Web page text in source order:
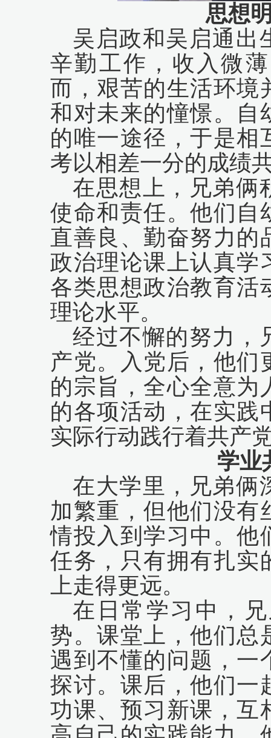
思想
吴启政和吴启通出
辛勤工作，收入微
而，艰苦的生活环境
和对未来的憧憬。自
的唯一途径，于是相
考以相差一分的成绩
在思想上，兄弟俩
使命和责任。他们自
直善良、勤奋努力的
政治理论课上认真学
各类思想政治教育活
理论水平。
经过不懈的努力，
产党。入党后，他们
的宗旨，全心全意为
的各项活动，在实践
实际行动践行着共产
学业
在大学里，兄弟俩
加繁重，但他们没有
情投入到学习中。他
任务，只有拥有扎实
上走得更远。
在日常学习中，
势。课堂上，他们总
遇到不懂的问题，一
探讨。课后，他们一
功课、预习新课，互